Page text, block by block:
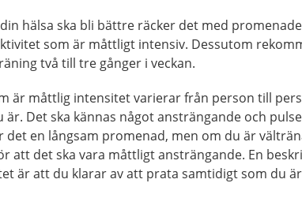
hälsa ska bli bättre räcker det med
som är måttligt intensiv. Dessutom
två till tre gånger i veckan.
är måttlig intensitet varierar från person till
är. Det ska kännas något ansträngande och
det en långsam promenad, men om du är
att det ska vara måttligt ansträngande. En
är att du klarar av att prata samtidigt som du